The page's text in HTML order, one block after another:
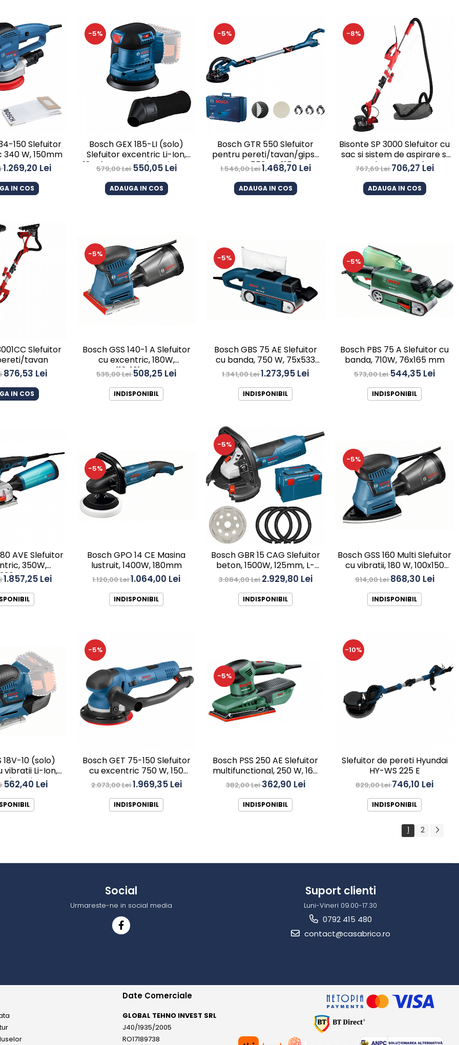
150 Slefuitor
W, 150mm
1.269,20 Lei
IN COS
-5%
Bosch GEX 185-LI (solo)
Slefuitor excentric Li-Ion,
18V, fara acumulator in set
579,00 Lei550,05 Lei
ADAUGA IN COS
-5%
Bosch GTR 550 Slefuitor
pentru pereti/tavan/gips-
carton, 550 W, 215 mm,
1.546,00 Lei1.468,70 Lei
ADAUGA IN COS
-8%
Bisonte SP 3000 Slefuitor cu
sac si sistem de aspirare si
colectare praf
767,69 Lei706,27 Lei
ADAUGA IN COS
Slefuitor
tavan
876,53 Lei
IN COS
-5%
Bosch GSS 140-1 A Slefuitor
cu excentric, 180W,
113x101mm
535,00 Lei508,25 Lei
INDISPONIBIL
-5%
Bosch GBS 75 AE Slefuitor
cu banda, 750 W, 75x533
mm
1.341,00 Lei1.273,95 Lei
INDISPONIBIL
-5%
Bosch PBS 75 A Slefuitor cu
banda, 710W, 76x165 mm
573,00 Lei544,35 Lei
INDISPONIBIL
AVE Slefuitor
350W,
1.857,25 Lei
-5%
Bosch GPO 14 CE Masina
lustruit, 1400W, 180mm
1.120,00 Lei1.064,00 Lei
INDISPONIBIL
-5%
Bosch GBR 15 CAG Slefuitor
beton, 1500W, 125mm, L-
Boxx
3.084,00 Lei2.929,80 Lei
INDISPONIBIL
-5%
Bosch GSS 160 Multi Slefuitor
cu vibratii, 180 W, 100x150
mm
914,00 Lei868,30 Lei
INDISPONIBIL
18V-10 (solo)
vibratii Li-Ion,
in set
562,40 Lei
-5%
Bosch GET 75-150 Slefuitor
cu excentric 750 W, 150
mm,
2.073,00 Lei1.969,35 Lei
INDISPONIBIL
-5%
Bosch PSS 250 AE Slefuitor
multifunctional, 250 W, 167
cm²,
382,00 Lei362,90 Lei
INDISPONIBIL
-10%
Slefuitor de pereti Hyundai
HY-WS 225 E
829,00 Lei746,10 Lei
INDISPONIBIL
1 2
Social
Urmareste-ne in social media
Suport clienti
Luni-Vineri 09.00-17.30
0792 415 480
contact@casabrico.ro
Date Comerciale
GLOBAL TEHNO INVEST SRL
J40/1935/2005
RO17189738